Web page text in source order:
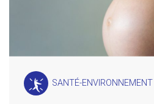
SANTÉ-ENVIRONNEMENT